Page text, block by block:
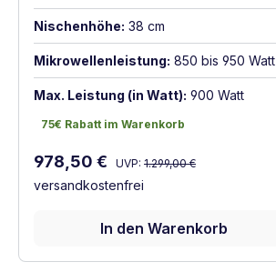
Nischenhöhe: 38 cm
Mikrowellenleistung: 850 bis 950 Watt
Max. Leistung (in Watt): 900 Watt
75€ Rabatt im Warenkorb
75€ Rabatt im Warenkorb
Verkaufspreis:
978,50 € Regulärer Preis:
UVP: 1.299,00 €
versandkostenfrei
In den Warenkorb